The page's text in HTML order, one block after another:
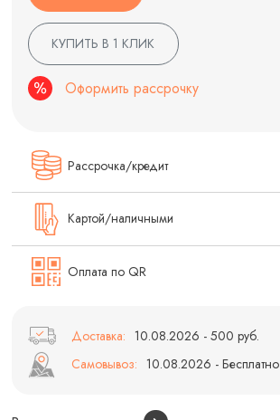
КУПИТЬ В 1 КЛИК
Оформить рассрочку
Рассрочка/кредит
Картой/наличными
Оплата по QR
Доставка: 10.08.2026 - 500 руб.
Самовывоз: 10.08.2026 - Бесплатно